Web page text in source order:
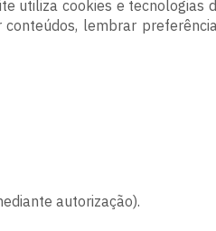
utiliza cookies e
lembrar
autorização).